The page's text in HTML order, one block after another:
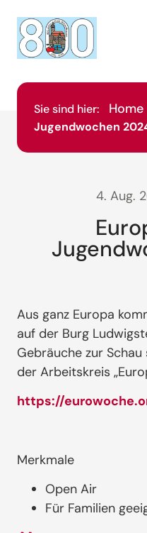
Sie sind hier: Home
Jugendwochen
4. Aug.
Aus ganz Europa
auf der Burg
Gebräuche zur
der Arbeitskreis
https://
Merkmale
Open Air
Für Familien